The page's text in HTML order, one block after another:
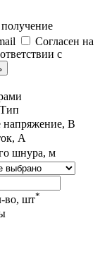
Согласен на
с
Тип
В
А
шнура, м
во, шт*